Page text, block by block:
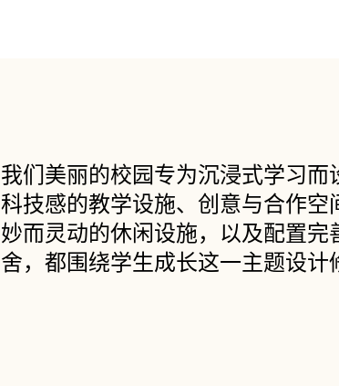
我们美丽的校园专为沉浸式学习而
科技感的教学设施、创意与合作空
妙而灵动的休闲设施，以及配置完
舍，都围绕学生成长这一主题设计